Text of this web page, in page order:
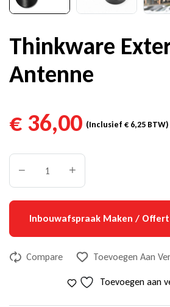
Thinkware
Antenne
€ 36,00 (Inclusief € 6,25 BTW)
Inbouwafspraak Maken /
Compare Toevoegen Aan
Toevoegen aan